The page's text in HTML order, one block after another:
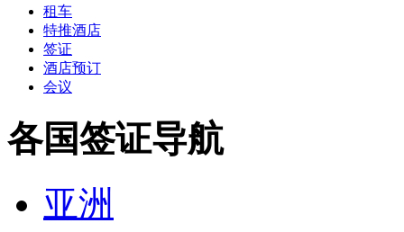
租车
特推酒店
签证
酒店预订
会议
各国签证导航
亚洲